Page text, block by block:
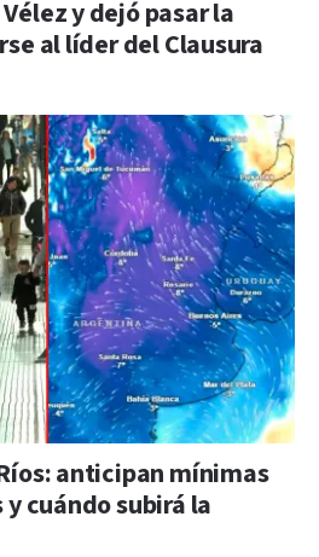
y dejó pasar la
al líder del Clausura
anticipan mínimas
cuándo subirá la